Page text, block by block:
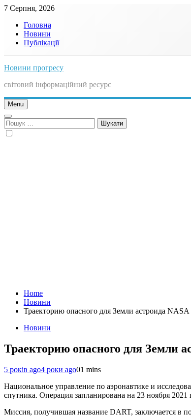
Skip
content
7 Серпня, 2026
Головна
Новини
Публікації
Новини прогресу
світовий інформаційний ресурс
Menu
Пошук:
Home
Новини
Траекторию опасного для Земли астроида
Новини
Траекторию опасного для Земли
5 років ago4 роки ago01 mins
Национальное управление по аэронавтике и
спутника. Операция запланирована на 23 ноября 2021
Миссия, получившая название DART, заключается в